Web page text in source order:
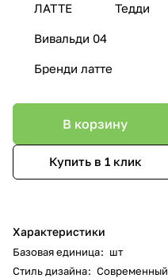
ЛАТТЕ Тедди
Вивальди 04
Бренди латте
В корзину
Купить в 1 клик
Характеристики
Базовая единица: шт
Стиль дизайна: Современный